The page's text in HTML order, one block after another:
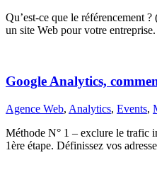
Qu’est-ce que le référencement
un site Web pour votre
Google Analytics,
Agence Web, Analytics, Events,
Méthode N° 1 – exclure le trafic
1ère étape. Définissez vos